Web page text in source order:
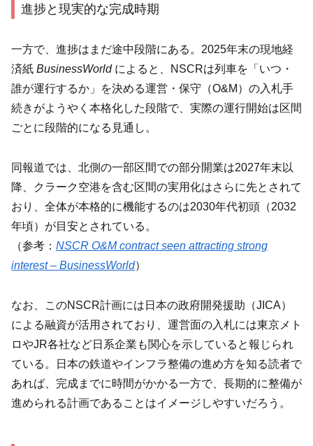
進捗と現実的な完成時期
一方で、進捗はまだ途中段階にある。2025年末の現地経
済紙 BusinessWorldによると、NSCRは列車を「いつ・
誰が運行するか」を決める運営・保守（O&M）の入札手
続きがようやく本格化した段階で、実際の運行開始は区間
ごとに段階的になる見通し。
同報道では、北側の一部区間での部分開業は2027年末以
降、クラーク空港を含む区間の実用化はさらに先とされて
おり、全体が本格的に機能するのは2030年代初頭（2032
年頃）が目安とされている。
（参考： NSCR O&M contract seen attracting strong
interest – BusinessWorld）
なお、このNSCR計画には日本の政府開発援助（JICA）
による融資が活用されており、運営面の入札には東京メト
ロやJR各社など日系企業も関心を示していると報じられ
ている。日本の鉄道やインフラ整備の進め方を知る読者で
あれば、完成までに時間がかかる一方で、長期的に整備が
進められる計画であることはイメージしやすいだろう。